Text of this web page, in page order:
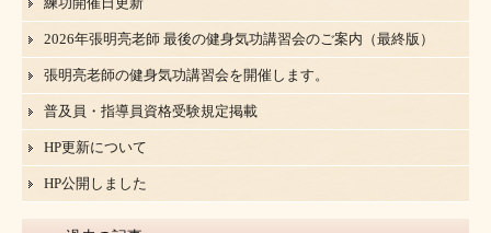
2026年張明亮老師 最後の健身気功講習会のご案内（最終版）
張明亮老師の健身気功講習会を開催します。
普及員・指導員資格受験規定掲載
HP更新について
HP公開しました